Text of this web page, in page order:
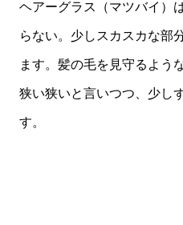
ヘアーグラス（マツバイ）
らない。少しスカスカな部
ます。髪の毛を見守るよ
狭い狭いと言いつつ、少し
す。